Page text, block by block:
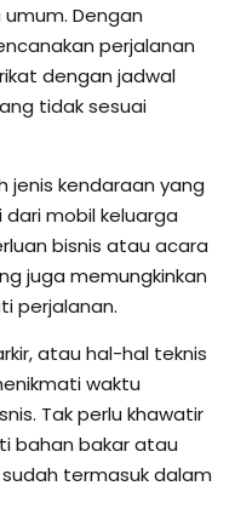
Dengan
perjalanan
dengan jadwal
tidak sesuai
jenis kendaraan yang
mobil keluarga
bisnis atau acara
juga memungkinkan
perjalanan.
atau hal-hal teknis
waktu
Tak perlu khawatir
bahan bakar atau
termasuk dalam